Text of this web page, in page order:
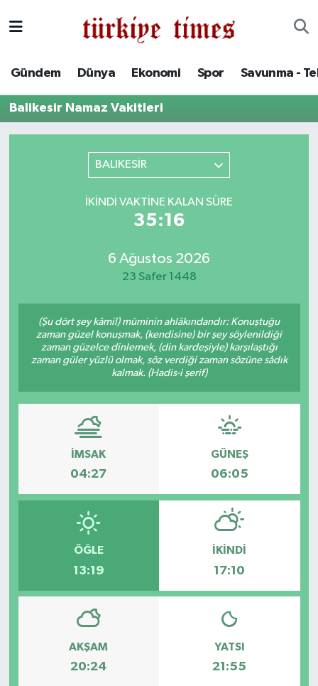
Gündem Dünya Ekonomi Spor Savunma -
Balikesir Namaz Vakitleri
BALIKESİR
İKINDI VAKTINE KALAN SÜRE
35:16
6 Ağustos 2026
23 Safer 1448
(Şu dört şey kâmil) müminin ahlâkındandır: Konuştuğu
zaman güzel konuşmak, (kendisine) bir şey söylenildiği
zaman güzelce dinlemek, (din kardeşiyle) karşılaştığı
zaman güler yüzlü olmak, söz verdiği zaman sözüne sâdık
kalmak. (Hadis-i şerif)
İMSAK
04:27
GÜNEŞ
06:05
ÖĞLE
13:19
İKINDI
17:10
AKŞAM
20:24
YATSI
21:55
Ekonomi
Savunma - Teknoloji
Süper Lig Puan Durumu ve Fikstür
Tüm Manşetler
Son Dakika Haberleri